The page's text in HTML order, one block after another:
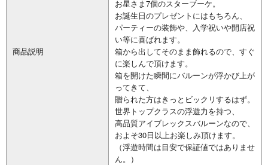
商品説明
お星さま7個のスターブーケ。
お誕生日のプレゼントにはもちろん、
パーティーの装飾や、入学祝いや開店祝
い等に喜ばれます。
箱から出してそのまま飾れるので、すぐ
に楽しんで頂けます。
箱を開けた瞬間にバルーンが浮かび上が
ってきて、
贈られた方はきっとビックリするはず。
世界トップクラスの浮遊力を持つ、
高品質アイブレックスバルーンなので、
およそ30日以上お楽しみ頂けます。
（浮遊時間は目安で保証値ではありませ
ん。）